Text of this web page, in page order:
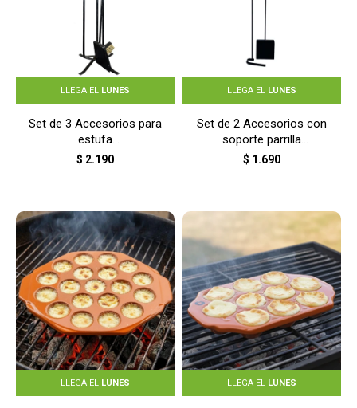
LLEGA EL LUNES
Set de 3 Accesorios para
estufa
(Pala/Cepillo/Atizador) -
$ 2.190
LLEGA EL LUNES
Set de 2 Accesorios con
soporte parrilla
(Pala/Atizador) - NEGRO
$ 1.690
LLEGA EL LUNES LLEGA EL LUNES